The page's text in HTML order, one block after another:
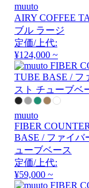
muuto
AIRY COFFEE
ブル ラージ
定価/上代:
¥124,000 ~
muuto
FIBER
BASE / ファイバ
ューブベース
定価/上代:
¥59,000 ~